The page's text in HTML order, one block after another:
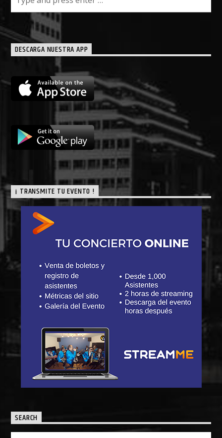
DESCARGA NUESTRA APP
¡ TRANSMITE TU EVENTO !
SEARCH